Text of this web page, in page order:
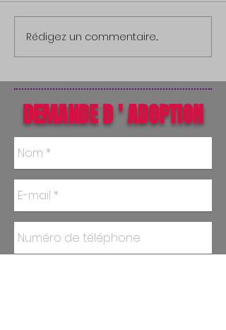
Rédigez un commentaire...
DEMANDE D ' ADOPTION